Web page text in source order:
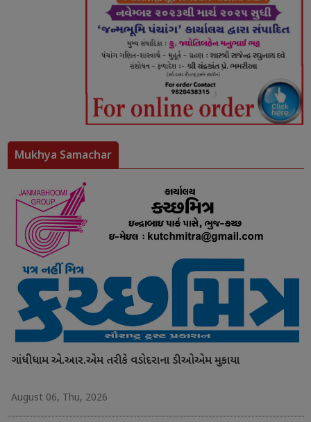
Mukhya Samachar
ગાંધીધામ એ.આર.એમ તરીકે વડોદરાના ડીઓએમ મુકાયા
August 06, Thu, 2026